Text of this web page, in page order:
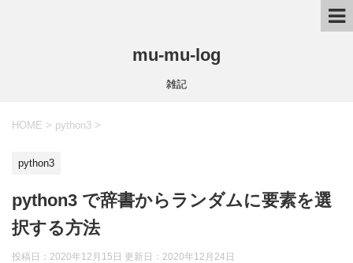
mu-mu-log
雑記
HOME > python3 >
python3
python3 で辞書からランダムに要素を選
択する方法
投稿日：2020年12月15日 更新日： 2020年12月24日